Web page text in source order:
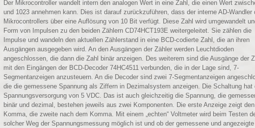
Der Mikrocontroller wandelt intern den analogen Wert in eine Zahl, die einen Wert
und 1023 annehmen kann. Dies ist darauf zurückzuführen, dass der interne AD-Wandler
Mikrocontrollers über eine Auflösung von 10 Bit verfügt. Diese Zahl wird umgewandelt
Form von Impulsen zu den beiden Zählern CD74HCT193E weitergeleitet. Sie zählen die
Impulse und wandeln den aktuellen Zählerstand in eine BCD-codierte Zahl, die an ihren
Ausgängen ausgegeben wird. An den Ausgängen der Zähler werden Leuchtdioden
angeschlossen, die dann die Zahl binär anzeigen. Des weiterem sind die Ausgänge der
mit den Eingängen der BCD-Decoder 74HC4511 verbunden, die in der Lage sind, 7-
Segmentanzeigen anzusteuern. An die Decoder sind zwei 7-Segmentanzeigen
die die gemessene Spannung als Ziffern in Dezimalsystem anzeigen. Die Schaltung hat
Spannungsversorgung von 5 VDC. Das ist auch gleichzeitig die Spannung, die
binär und dezimal, bestehen jeweils aus zwei Komponenten. Die erste Anzeige zeigt
Komma, die zweite nach dem Komma. Mit einem „echten“ Voltmeter wird beim Testen
solcher Weg der Spannungsmessung möglich ist und ob der gemessene und